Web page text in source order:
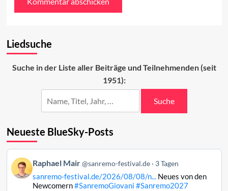
Liedsuche
Suche in der Liste aller Beiträge und Teilnehmenden (seit
1951):
Suche
Neueste BlueSky-Posts
Beitrag
von
Raphael
Raphael Mair @sanremo-festival.de 3 Tagen
sanremo-festival.de/2026/08/08/n...Neues von den
Newcomern#SanremoGiovani #Sanremo2027